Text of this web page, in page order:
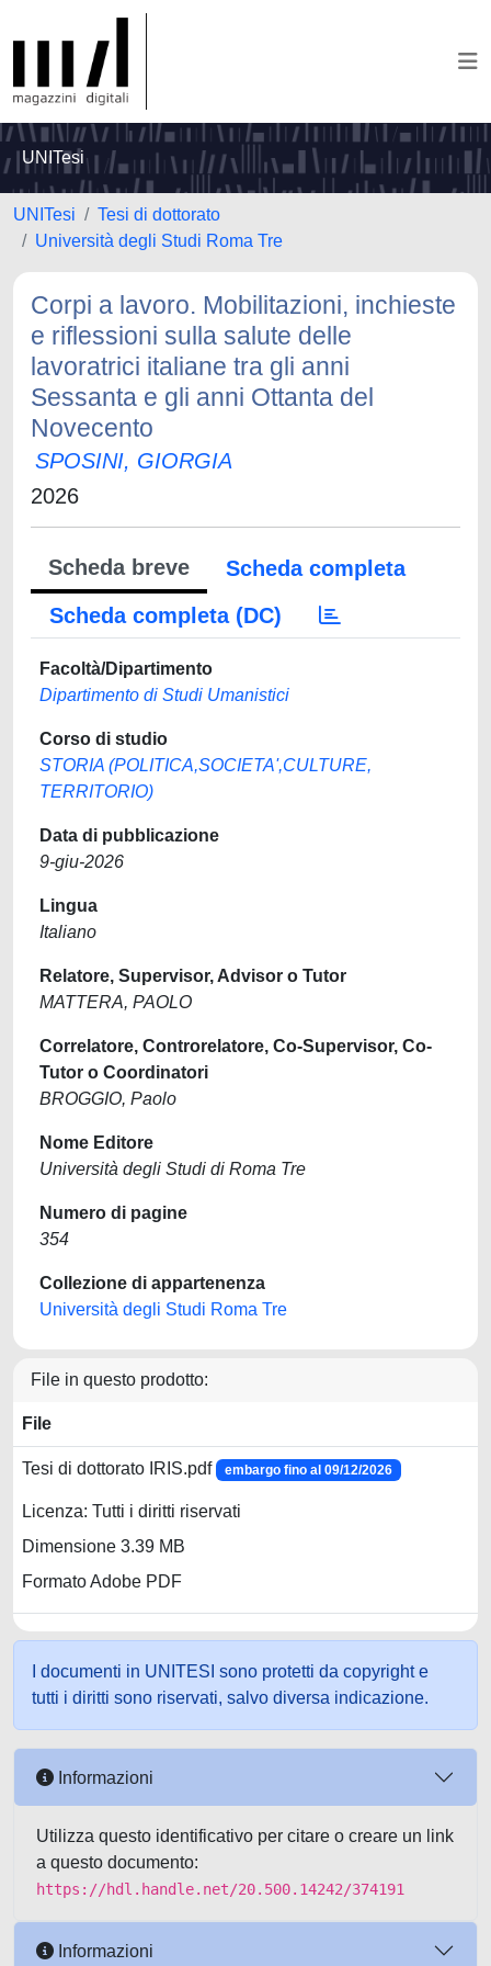
UNITesi
UNITesi
Tesi di dottorato
Università degli Studi Roma Tre
Corpi a lavoro. Mobilitazioni, inchieste
e riflessioni sulla salute delle
lavoratrici italiane tra gli anni
Sessanta e gli anni Ottanta del
Novecento
SPOSINI, GIORGIA
2026
Scheda breve
Scheda completa
Scheda completa (DC)
Facoltà/Dipartimento
Dipartimento di Studi Umanistici
Corso di studio
STORIA (POLITICA,SOCIETA',CULTURE,
TERRITORIO)
Data di pubblicazione
9-giu-2026
Lingua
Italiano
Relatore, Supervisor, Advisor o Tutor
MATTERA, PAOLO
Correlatore, Controrelatore, Co-Supervisor, Co-
Tutor o Coordinatori
BROGGIO, Paolo
Nome Editore
Università degli Studi di Roma Tre
Numero di pagine
354
Collezione di appartenenza
Università degli Studi Roma Tre
File in questo prodotto:
File
Tesi di dottorato IRIS.pdf embargo fino al 09/12/2026
Licenza: Tutti i diritti riservati
Dimensione 3.39 MB
Formato Adobe PDF
I documenti in UNITESI sono protetti da copyright e
tutti i diritti sono riservati, salvo diversa indicazione.
Informazioni
Utilizza questo identificativo per citare o creare un link
a questo documento:
https://hdl.handle.net/20.500.14242/374191
Informazioni